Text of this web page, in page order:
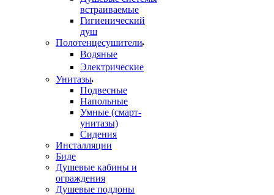
встраиваемые
Гигиенический
душ
Полотенцесушители
ㅤВодяные
ㅤЭлектрические
Унитазы
Подвесные
Напольные
Умные (смарт-
унитазы)
Сидения
Инсталляции
Биде
Душевые кабины и
ограждения
Душевые поддоны